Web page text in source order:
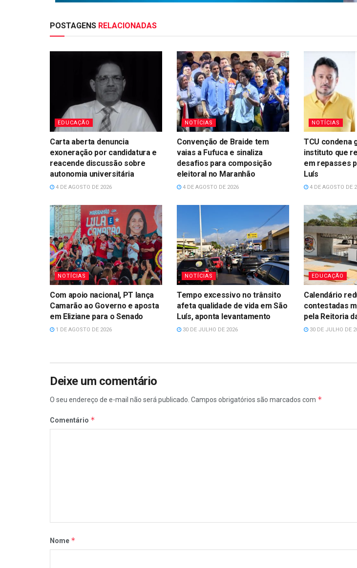
POSTAGENS RELACIONADAS
EDUCAÇÃO
Carta aberta denuncia
exoneração por candidatura e
reacende discussão sobre
autonomia universitária
4 DE AGOSTO DE 2026
NOTÍCIAS
Convenção de Braide tem
vaias a Fufuca e sinaliza
desafios para composição
eleitoral no Maranhão
4 DE AGOSTO DE 2026
NOTÍCIAS
TCU condena
instituto que
em repasses
Luís
4 DE AGOSTO DE
NOTÍCIAS
Com apoio nacional, PT lança
Camarão ao Governo e aposta
em Eliziane para o Senado
1 DE AGOSTO DE 2026
NOTÍCIAS
Tempo excessivo no trânsito
afeta qualidade de vida em São
Luís, aponta levantamento
30 DE JULHO DE 2026
EDUCAÇÃO
Calendário
contestadas
pela Reitoria
30 DE JULHO DE
Deixe um comentário
O seu endereço de e-mail não será publicado. Campos obrigatórios são marcados com *
Comentário *
Nome *